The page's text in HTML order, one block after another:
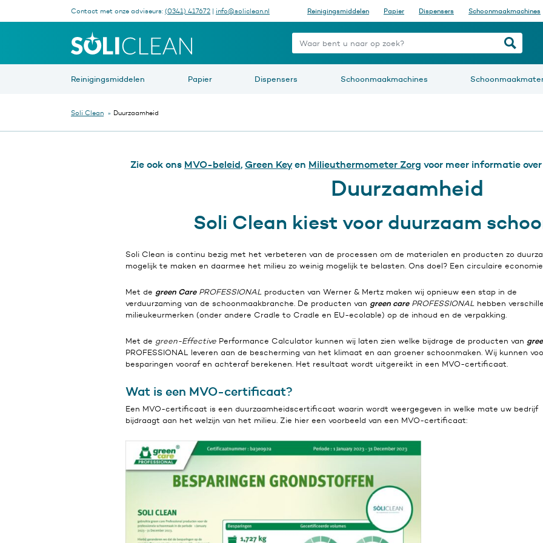
Contact met onze adviseurs: (0341) 417672 | info@soliclean.nl Reinigingsmiddelen Papier Dispensers Schoonmaakmachines
Waar bent u naar op zoek?
Reinigingsmiddelen Papier Dispensers Schoonmaakmachines
Soli Clean » Duurzaamheid
Zie ook ons MVO-beleid, Green Keyen Milieuthermometer Zorg voor meer informatie
Duurzaamheid
Soli Clean kiest voor duurzaam
Soli Clean is continu bezig met het verbeteren van de processen om de materialen en producten zo
mogelijk te maken en daarmee het milieu zo weinig mogelijk te belasten. Ons doel? Een circulaire economie.
Met de green CarePROFESSIONAL producten van Werner & Mertz maken wij opnieuw een stap in de
verduurzaming van de schoonmaakbranche. De producten van green carePROFESSIONAL hebben
milieukeurmerken (onder andere Cradle to Cradle en EU-ecolable) op de inhoud en de verpakking.
Met de green-Effective Performance Calculator kunnen wij laten zien welke bijdrage de producten van
PROFESSIONAL leveren aan de bescherming van het klimaat en aan groener schoonmaken. Wij kunnen
besparingen vooraf en achteraf berekenen. Het resultaat wordt uitgereikt in een MVO-certificaat.
Wat is een MVO-certificaat?
Een MVO-certificaat is een duurzaamheidscertificaat waarin wordt weergegeven in welke mate uw bedrijf
bijdraagt aan het welzijn van het milieu. Zie hier een voorbeeld van een MVO-certificaat: